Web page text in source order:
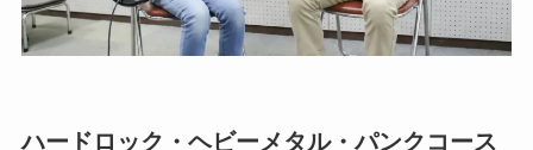
ハードロック・ヘビーメタル・パンクコース